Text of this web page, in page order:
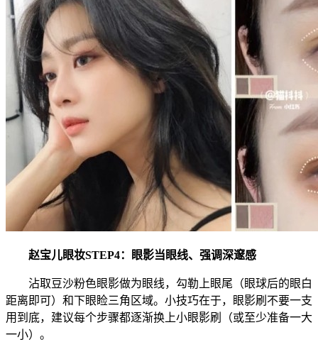
赵宝儿眼妆STEP4：眼影当眼线、强调深邃感
沾取豆沙粉色眼影做为眼线，勾勒上眼尾（眼球后的眼白
距离即可）和下眼睑三角区域。小技巧在于，眼影刷不要一支
用到底，建议每个步骤都逐渐换上小眼影刷（或至少准备一大
一小）。